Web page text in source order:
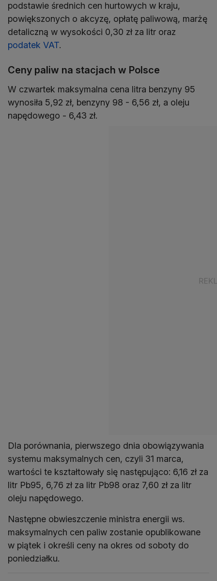
podstawie średnich cen hurtowych w kraju,
powiększonych o akcyzę, opłatę paliwową, marżę
detaliczną w wysokości 0,30 zł za litr oraz
podatek VAT.
Ceny paliw na stacjach w Polsce
W czwartek maksymalna cena litra benzyny 95
wynosiła 5,92 zł, benzyny 98 - 6,56 zł, a oleju
napędowego - 6,43 zł.
Dla porównania, pierwszego dnia obowiązywania
systemu maksymalnych cen, czyli 31 marca,
wartości te kształtowały się następująco: 6,16 zł za
litr Pb95, 6,76 zł za litr Pb98 oraz 7,60 zł za litr
oleju napędowego.
Następne obwieszczenie ministra energii ws.
maksymalnych cen paliw zostanie opublikowane
w piątek i określi ceny na okres od soboty do
poniedziałku.